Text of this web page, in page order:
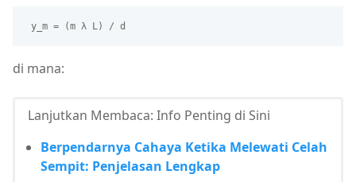
y_m = (m λ L) / d
di mana:
Lanjutkan Membaca: Info Penting di Sini
Berpendarnya Cahaya Ketika Melewati Celah
Sempit: Penjelasan Lengkap